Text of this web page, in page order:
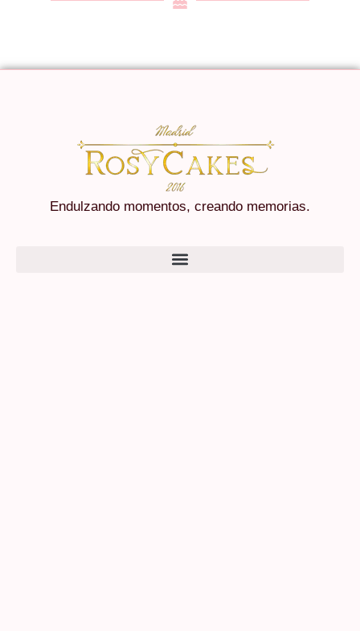
Endulzando momentos, creando memorias.